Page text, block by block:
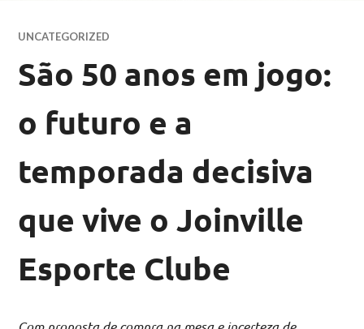
UNCATEGORIZED
São 50 anos em jogo:
o futuro e a
temporada decisiva
que vive o Joinville
Esporte Clube